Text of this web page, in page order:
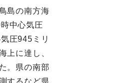
島の南方海
中心気圧
圧945ミリ
上に達し、
。県の南部
するなど県